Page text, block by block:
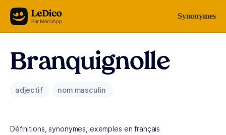
Aller au contenu Synonymes
Branquignolle
adjectif nom masculin
Définitions, synonymes, exemples en français